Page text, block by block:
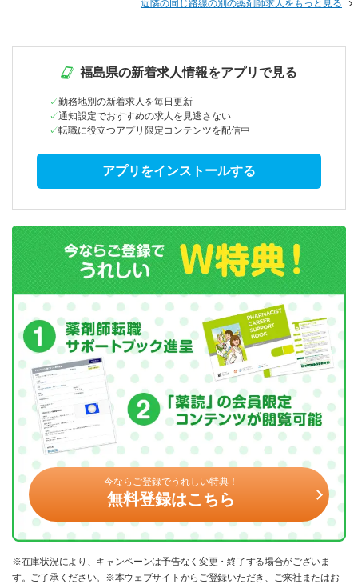
近隣の同じ路線の別の薬剤師求人をもっと見る
福島県の新着求人情報をアプリで見る
勤務地別の新着求人を毎日更新
通知設定でおすすめの求人を見逃さない
転職に役立つアプリ限定コンテンツを配信中
アプリをインストールする
今ならご登録でうれしい特典！
無料登録はこちら
※在庫状況により、キャンペーンは予告なく変更・終了する場合がございま
す。ご了承ください。※本ウェブサイトからご登録いただき、ご来社またはお